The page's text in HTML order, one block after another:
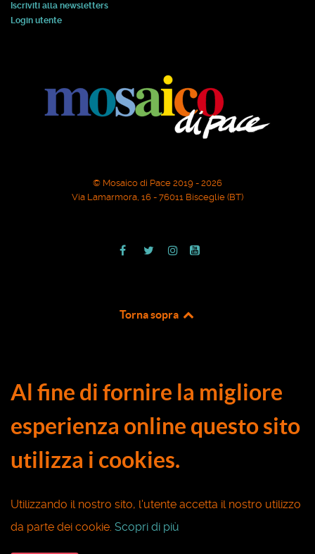
Iscriviti alla newsletters
Login utente
© Mosaico di Pace 2019 - 2026
Via Lamarmora, 16 - 76011 Bisceglie (BT)
Torna sopra
Al fine di fornire la migliore
esperienza online questo sito
utilizza i cookies.
Utilizzando il nostro sito, l'utente accetta il nostro utilizzo
da parte dei cookie. Scopri di più